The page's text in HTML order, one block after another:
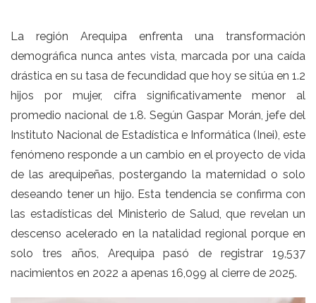
La región Arequipa enfrenta una transformación
demográfica nunca antes vista, marcada por una caída
drástica en su tasa de fecundidad que hoy se sitúa en 1.2
hijos por mujer, cifra significativamente menor al
promedio nacional de 1.8. Según Gaspar Morán, jefe del
Instituto Nacional de Estadística e Informática (Inei), este
fenómeno responde a un cambio en el proyecto de vida
de las arequipeñas, postergando la maternidad o solo
deseando tener un hijo. Esta tendencia se confirma con
las estadísticas del Ministerio de Salud, que revelan un
descenso acelerado en la natalidad regional porque en
solo tres años, Arequipa pasó de registrar 19,537
nacimientos en 2022 a apenas 16,099 al cierre de 2025.